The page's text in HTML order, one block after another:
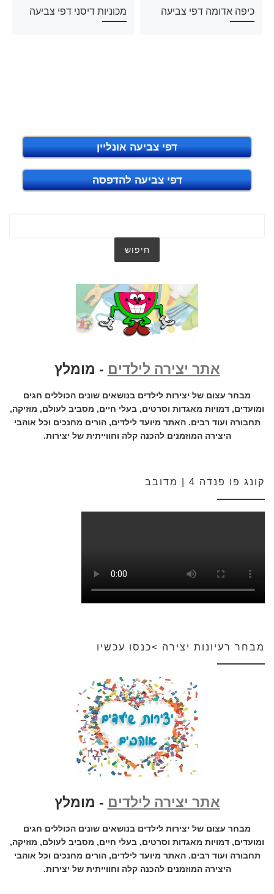
כיפה אדומה דפי צביעה מכוניות דיסני דפי צביעה
דפי צביעה אונליין
דפי צביעה להדפסה
אתר יצירה לילדים - מומלץ
מבחר עצום של יצירות לילדים בנושאים שונים הכוללים חגים
ומועדים, דמויות מאגדות וסרטים, בעלי חיים, מסביב לעולם, מוזיקה,
תחבורה ועוד רבים. האתר מיועד לילדים, הורים מחנכים וכל אוהבי
היצירה המוזמנים להכנה קלה וחווייתית של יצירות.
קונג פו פנדה 4 | מדובב
מבחר רעיונות יצירה >כנסו עכשיו
אתר יצירה לילדים - מומלץ
מבחר עצום של יצירות לילדים בנושאים שונים הכוללים חגים
ומועדים, דמויות מאגדות וסרטים, בעלי חיים, מסביב לעולם, מוזיקה,
תחבורה ועוד רבים. האתר מיועד לילדים, הורים מחנכים וכל אוהבי
היצירה המוזמנים להכנה קלה וחווייתית של יצירות.